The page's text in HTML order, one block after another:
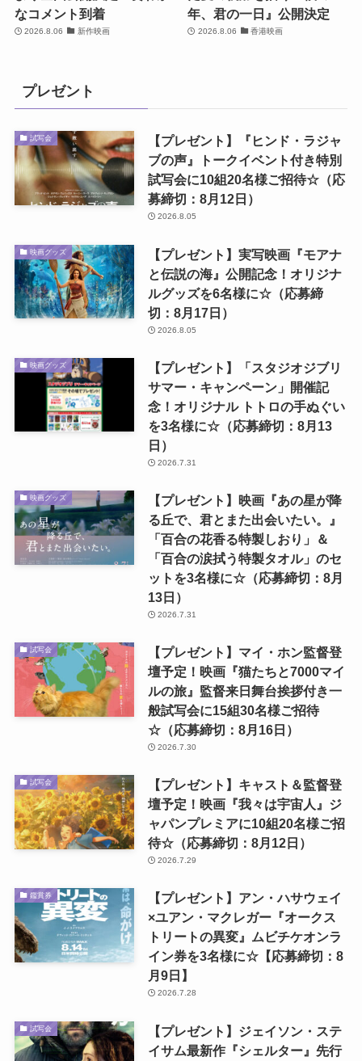
なコメント到着
2026.8.06 新作映画
年、君の一日』公開決定
2026.8.06 香港映画
プレゼント
試写会
【プレゼント】『ヒンド・ラジャ
ブの声』トークイベント付き特別
試写会に10組20名様ご招待☆（応
募締切：8月12日）
2026.8.05
映画グッズ
【プレゼント】実写映画『モアナ
と伝説の海』公開記念！オリジナ
ルグッズを6名様に☆（応募締
切：8月17日）
2026.8.05
映画グッズ
【プレゼント】「スタジオジブリ
サマー・キャンペーン」開催記
念！オリジナル トトロの手ぬぐい
を3名様に☆（応募締切：8月13
日）
2026.7.31
映画グッズ
【プレゼント】映画『あの星が降
る丘で、君とまた出会いたい。』
「百合の花香る特製しおり」＆
「百合の涙拭う特製タオル」のセ
ットを3名様に☆（応募締切：8月
13日）
2026.7.31
試写会
【プレゼント】マイ・ホン監督登
壇予定！映画『猫たちと7000マイ
ルの旅』監督来日舞台挨拶付き一
般試写会に15組30名様ご招待
☆（応募締切：8月16日）
2026.7.30
試写会
【プレゼント】キャスト＆監督登
壇予定！映画『我々は宇宙人』ジ
ャパンプレミアに10組20名様ご招
待☆（応募締切：8月12日）
2026.7.29
鑑賞券
【プレゼント】アン・ハサウェイ
×ユアン・マクレガー『オークス
トリートの異変』ムビチケオンラ
イン券を3名様に☆【応募締切：8
月9日】
2026.7.28
試写会
【プレゼント】ジェイソン・ステ
イサム最新作『シェルター』先行